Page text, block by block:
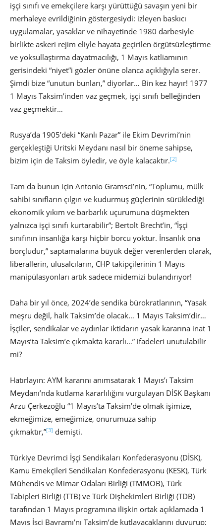
işçi sınıfı ve emekçilere karşı yürüttüğü savaşın yeni bir
merhaleye evrildiğinin göstergesiydi: izleyen baskıcı
uygulamalar, yasaklar ve nihayetinde 1980 darbesiyle
birlikte askeri rejim eliyle hayata geçirilen örgütsüzleştirme
ve yoksullaştırma dayatmacılığı, 1 Mayıs katliamının
gerisindeki “niyet”i gözler önüne olanca açıklığıyla serer.
Şimdi bize “unutun bunları,” diyorlar… Bin kez hayır! 1977
1 Mayıs Taksim’inden vaz geçmek, işçi sınıfı belleğinden
vaz geçmektir…
Rusya’da 1905’deki “Kanlı Pazar” ile Ekim Devrimi’nin
gerçekleştiği Uritski Meydanı nasıl bir öneme sahipse,
bizim için de Taksim öyledir, ve öyle kalacaktır.[2]
Tam da bunun için Antonio Gramsci’nin, “Toplumu, mülk
sahibi sınıfların çılgın ve kudurmuş güçlerinin sürüklediği
ekonomik yıkım ve barbarlık uçurumuna düşmekten
yalnızca işçi sınıfı kurtarabilir”; Bertolt Brecht’in, “İşçi
sınıfının insanlığa karşı hiçbir borcu yoktur. İnsanlık ona
borçludur,” saptamalarına büyük değer verenlerden olarak,
liberallerin, ulusalcıların, CHP takipçilerinin 1 Mayıs
manipülasyonları artık sadece midemizi bulandırıyor!
Daha bir yıl önce, 2024’de sendika bürokratlarının, “Yasak
meşru değil, halk Taksim’de olacak… 1 Mayıs Taksim’dir…
İşçiler, sendikalar ve aydınlar iktidarın yasak kararına inat 1
Mayıs’ta Taksim’e çıkmakta kararlı…” ifadeleri unutulabilir
mi?
Hatırlayın: AYM kararını anımsatarak 1 Mayıs’ı Taksim
Meydanı’nda kutlama kararlılığını vurgulayan DİSK Başkanı
Arzu Çerkezoğlu “1 Mayıs’ta Taksim’de olmak işimize,
ekmeğimize, emeğimize, onurumuza sahip
çıkmaktır,”[3] demişti.
Türkiye Devrimci İşçi Sendikaları Konfederasyonu (DİSK),
Kamu Emekçileri Sendikaları Konfederasyonu (KESK), Türk
Mühendis ve Mimar Odaları Birliği (TMMOB), Türk
Tabipleri Birliği (TTB) ve Türk Dişhekimleri Birliği (TDB)
tarafından 1 Mayıs programına ilişkin ortak açıklamada 1
Mayıs İşçi Bayramı’nı Taksim’de kutlayacaklarını duyurup;